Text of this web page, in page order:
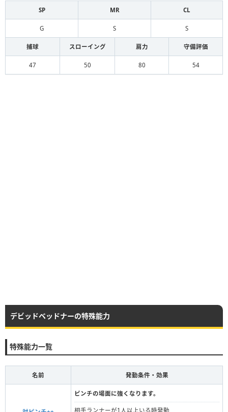
SP MR CL
G S S
捕球 スローイング 肩力 守備評価
47 50 80 54
デビッドベッドナーの特殊能力
特殊能力一覧
名前 発動条件・効果
ピンチの場面に強くなります。
相手ランナーが1人以上いる時発動